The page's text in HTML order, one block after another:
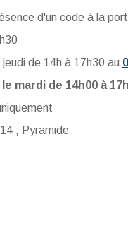
d'un code à la
de 14h à 17h30 au
mardi de 14h00 à
; Pyramide